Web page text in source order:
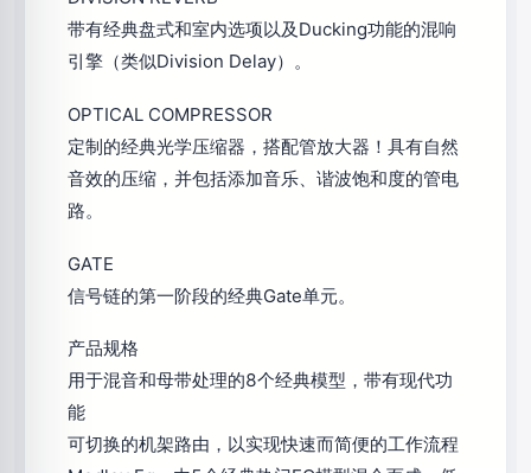
带有经典盘式和室内选项以及Ducking功能的混响
引擎（类似Division Delay）。
OPTICAL COMPRESSOR
定制的经典光学压缩器，搭配管放大器！具有自然
音效的压缩，并包括添加音乐、谐波饱和度的管电
路。
GATE
信号链的第一阶段的经典Gate单元。
产品规格
用于混音和母带处理的8个经典模型，带有现代功
能
可切换的机架路由，以实现快速而简便的工作流程